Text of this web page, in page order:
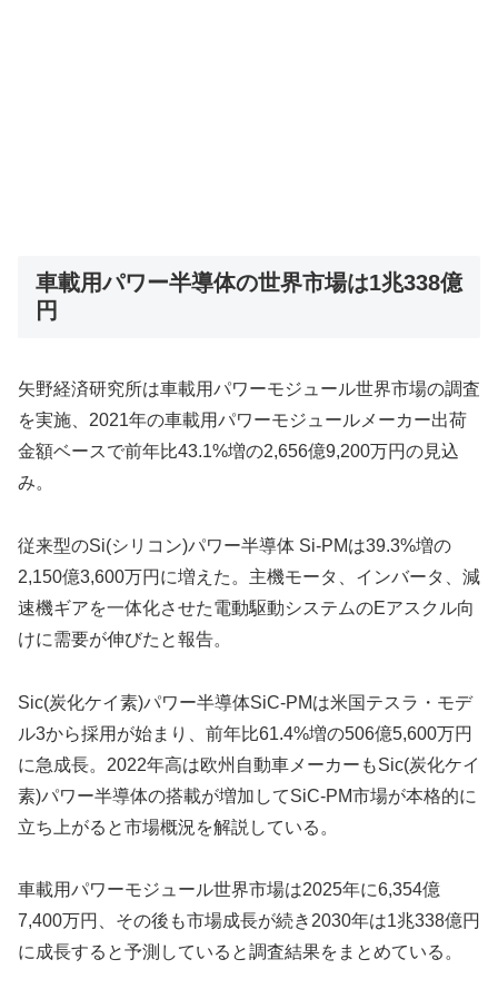
車載用パワー半導体の世界市場は1兆338億
円
矢野経済研究所は車載用パワーモジュール世界市場の調査
を実施、2021年の車載用パワーモジュールメーカー出荷
金額ベースで前年比43.1%増の2,656億9,200万円の見込
み。
従来型のSi(シリコン)パワー半導体 Si-PMは39.3%増の
2,150億3,600万円に増えた。主機モータ、インバータ、減
速機ギアを一体化させた電動駆動システムのEアスクル向
けに需要が伸びたと報告。
Sic(炭化ケイ素)パワー半導体SiC-PMは米国テスラ・モデ
ル3から採用が始まり、前年比61.4%増の506億5,600万円
に急成長。2022年高は欧州自動車メーカーもSic(炭化ケイ
素)パワー半導体の搭載が増加してSiC-PM市場が本格的に
立ち上がると市場概況を解説している。
車載用パワーモジュール世界市場は2025年に6,354億
7,400万円、その後も市場成長が続き2030年は1兆338億円
に成長すると予測していると調査結果をまとめている。